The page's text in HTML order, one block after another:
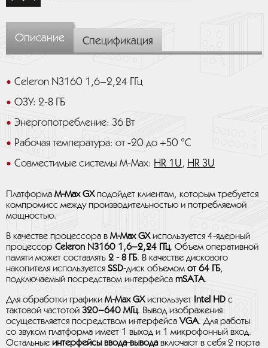
Описание Спецификация
Celeron N3160 1,6–2,24 ГГц
ОЗУ: 2-8 ГБ
Энергопотребление: 36 Вт
Рабочая температура: от -20 до +50 °C
Совместимые системы M-Max: HR 1U, HR 3U
Платформа M-Max GXподойдет клиентам, которым требуется
компромисс между производительностью и потребляемой
мощностью.
В качестве процессора в M-Max GXиспользуется 4-ядерный
процессор Celeron N3160 1,6–2,24 ГГц. Объем оперативной
памяти может составлять 2 - 8 ГБ. В качестве дискового
накопителя используется SSD-диск объемом от 64 ГБ,
подключаемый посредством интерфейса mSATA.
Для обработки графики M-Max GXиспользует Intel HD с
тактовой частотой 320–640 МГц. Вывод изображения
осуществляется посредством интерфейса VGA. Для работы
со звуком платформа имеет 1 выход и 1 микрофонный вход.
Остальные интерфейсы ввода-выводавключают в себя 2 порта